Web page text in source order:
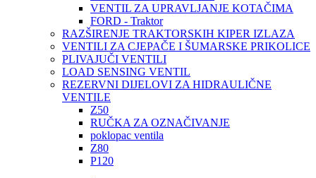
VENTIL ZA UPRAVLJANJE KOTAČIMA
FORD - Traktor
RAZŠIRENJE TRAKTORSKIH KIPER IZLAZA
VENTILI ZA CJEPAČE I ŠUMARSKE PRIKOLICE
PLIVAJUČI VENTILI
LOAD SENSING VENTIL
REZERVNI DIJELOVI ZA HIDRAULIČNE
VENTILE
Z50
RUČKA ZA OZNAČIVANJE
poklopac ventila
Z80
P120